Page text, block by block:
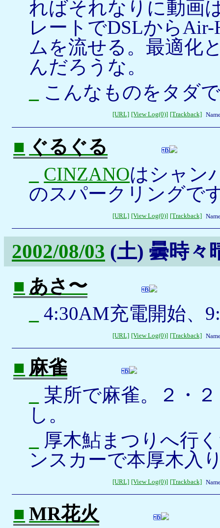
ればそれなりに動画
レートでDSLから
ムを流せる。最適化
んだろうな。
こんなものをタダ
[URL] [View Log(0)] [Trackback]
■ ぐるぐる
CINZANOはシャン
のスパークリングで
[URL] [View Log(0)] [Trackback]
2002/08/03 (土) 曇時々
■ あさ〜
4:30AM充電開始、
[URL] [View Log(0)] [Trackback]
■ 麻雀
某所で麻雀。２・
し。
厚木鮎まつりへ行
ンスカーで本厚木入
[URL] [View Log(0)] [Trackback]
■ MR花火